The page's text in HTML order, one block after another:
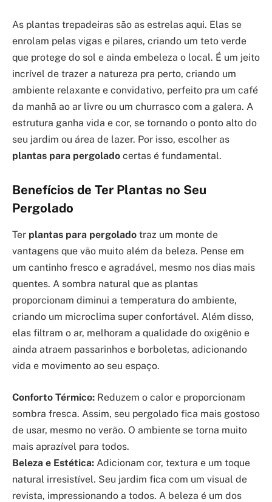
As plantas trepadeiras são as estrelas aqui. Elas se
enrolam pelas vigas e pilares, criando um teto verde
que protege do sol e ainda embeleza o local. É um jeito
incrível de trazer a natureza pra perto, criando um
ambiente relaxante e convidativo, perfeito pra um café
da manhã ao ar livre ou um churrasco com a galera. A
estrutura ganha vida e cor, se tornando o ponto alto do
seu jardim ou área de lazer. Por isso, escolher as
plantas para pergolado certas é fundamental.
Benefícios de Ter Plantas no Seu
Pergolado
Ter plantas para pergolado traz um monte de
vantagens que vão muito além da beleza. Pense em
um cantinho fresco e agradável, mesmo nos dias mais
quentes. A sombra natural que as plantas
proporcionam diminui a temperatura do ambiente,
criando um microclima super confortável. Além disso,
elas filtram o ar, melhoram a qualidade do oxigênio e
ainda atraem passarinhos e borboletas, adicionando
vida e movimento ao seu espaço.
Conforto Térmico: Reduzem o calor e proporcionam
sombra fresca. Assim, seu pergolado fica mais gostoso
de usar, mesmo no verão. O ambiente se torna muito
mais aprazível para todos.
Beleza e Estética: Adicionam cor, textura e um toque
natural irresistível. Seu jardim fica com um visual de
revista, impressionando a todos. A beleza é um dos